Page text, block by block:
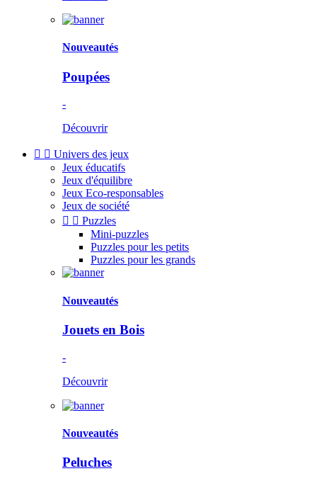
Nouveautés
Poupées
-
Découvrir
  Univers des jeux
Jeux éducatifs
Jeux d'équilibre
Jeux Eco-responsables
Jeux de société
  Puzzles
Mini-puzzles
Puzzles pour les petits
Puzzles pour les grands
Nouveautés
Jouets en Bois
-
Découvrir
Nouveautés
Peluches